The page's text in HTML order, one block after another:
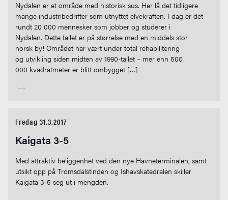
Nydalen er et område med historisk sus. Her lå det tidligere
mange industribedrifter som utnyttet elvekraften. I dag er det
rundt 20 000 mennesker som jobber og studerer i
Nydalen. Dette tallet er på størrelse med en middels stor
norsk by! Området har vært under total rehabilitering
og utvikling siden midten av 1990-tallet – mer enn 500
000 kvadratmeter er blitt ombygget […]
→
Fredag 31.3.2017
Kaigata 3-5
Med attraktiv beliggenhet ved den nye Havneterminalen, samt
utsikt opp på Tromsdalstinden og Ishavskatedralen skiller
Kaigata 3-5 seg ut i mengden.